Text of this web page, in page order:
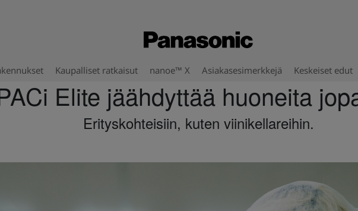
Kaupalliset ratkaisut nanoe™ X Asiakasesimerkkejä Keskeiset edut
Elite jäähdyttää huoneita
Erityskohteisiin, kuten viinikellareihin.